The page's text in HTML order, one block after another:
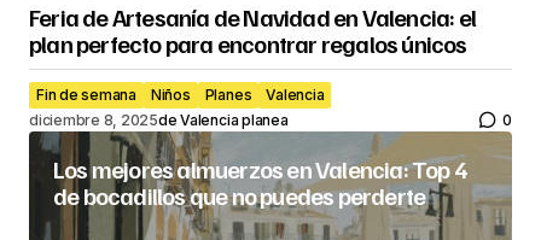
Feria de Artesanía de Navidad en Valencia: el
plan perfecto para encontrar regalos únicos
Fin de semana Niños Planes
Valencia
diciembre 8, 2025de Valencia planea 0
Los mejores almuerzos en Valencia: Top 4
de bocadillos que no puedes perderte